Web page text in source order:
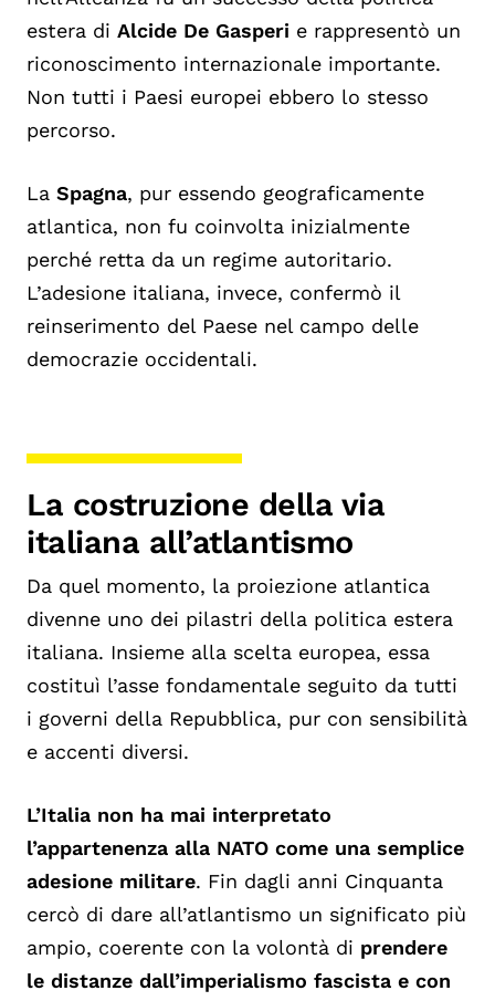
estera di Alcide De Gasperi e rappresentò un
riconoscimento internazionale importante.
Non tutti i Paesi europei ebbero lo stesso
percorso.
La Spagna, pur essendo geograficamente
atlantica, non fu coinvolta inizialmente
perché retta da un regime autoritario.
L’adesione italiana, invece, confermò il
reinserimento del Paese nel campo delle
democrazie occidentali.
La costruzione della via
italiana all’atlantismo
Da quel momento, la proiezione atlantica
divenne uno dei pilastri della politica estera
italiana. Insieme alla scelta europea, essa
costituì l’asse fondamentale seguito da tutti
i governi della Repubblica, pur con sensibilità
e accenti diversi.
L’Italia non ha mai interpretato
l’appartenenza alla NATO come una semplice
adesione militare. Fin dagli anni Cinquanta
cercò di dare all’atlantismo un significato più
ampio, coerente con la volontà di prendere
le distanze dall’imperialismo fascista e con